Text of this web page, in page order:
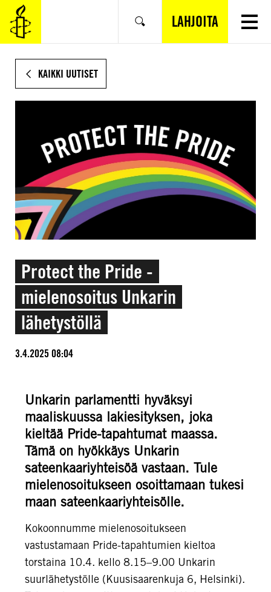
SIIRRY
VARSINAISEEN
SISÄLTÖÖN
Hae LAHJOITA
KAIKKI UUTISET
Protect the Pride -
mielenosoitus Unkarin
lähetystöllä
3.4.2025 08:04
Unkarin parlamentti hyväksyi
maaliskuussa lakiesityksen, joka
kieltää Pride-tapahtumat maassa.
Tämä on hyökkäys Unkarin
sateenkaariyhteisöä vastaan. Tule
mielenosoitukseen osoittamaan tukesi
maan sateenkaariyhteisölle.
Kokoonnumme mielenosoitukseen
vastustamaan Pride-tapahtumien kieltoa
torstaina 10.4. kello 8.15–9.00 Unkarin
suurlähetystölle (Kuusisaarenkuja 6, Helsinki).